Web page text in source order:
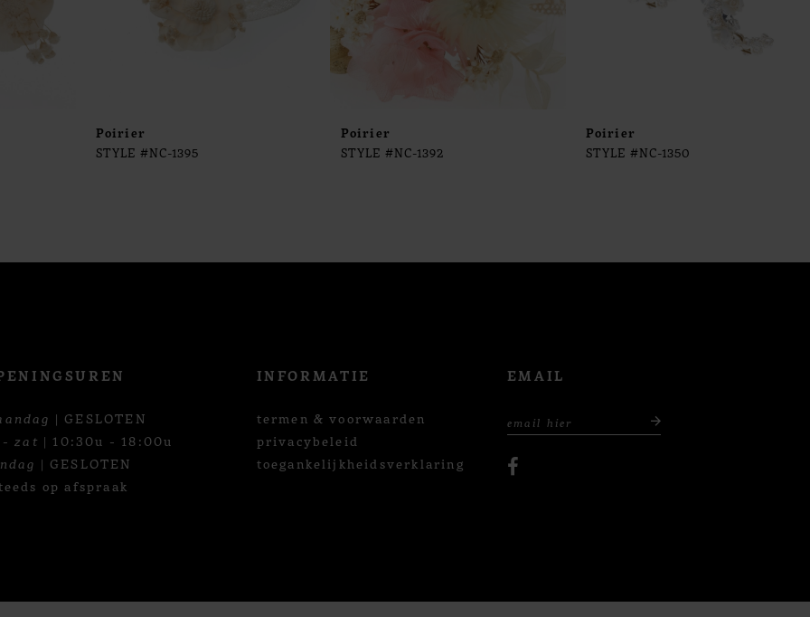
Poirier
STYLE #NC-1395
Poirier
STYLE #NC-1392
Poirier
STYLE #NC-1350
| GESLOTEN
zat | 10:30u - 18:00u
| GESLOTEN
op afspraak
INFORMATIE
termen & voorwaarden
privacybeleid
toegankelijkheidsverklaring
EMAIL